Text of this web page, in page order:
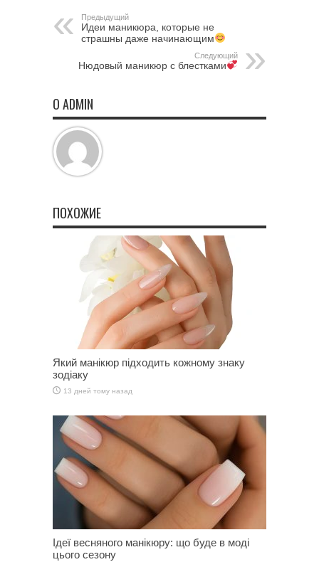
Предыдущий
Идеи маникюра, которые не
страшны даже начинающим
Следующий
Нюдовый маникюр с блестками
О ADMIN
ПОХОЖИЕ
Який манікюр підходить кожному знаку
зодіаку
13 дней тому назад
Ідеї весняного манікюру: що буде в моді
цього сезону